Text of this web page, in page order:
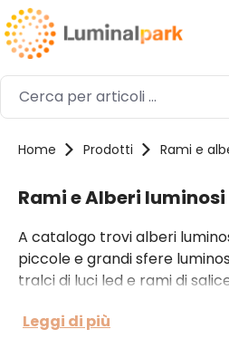
Passa al contenuto principale
Home Prodotti Rami e
Rami e Alberi luminosi
A catalogo trovi alberi
piccole e grandi sfere
tralci di luci led e rami di
corrente. I rami luminosi
Leggi di più